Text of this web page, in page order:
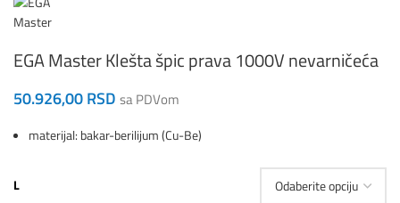
EGA Master Klešta špic prava 1000V nevarničeća
50.926,00RSD sa PDVom
materijal: bakar-berilijum (Cu-Be)
L